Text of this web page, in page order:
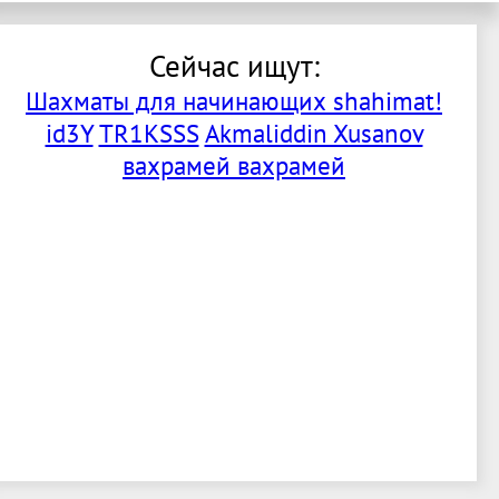
Сейчас ищут:
Шахматы для начинающих shahimat!
id3YTR1KSSSAkmaliddin Xusanov
вахрамей вахрамей